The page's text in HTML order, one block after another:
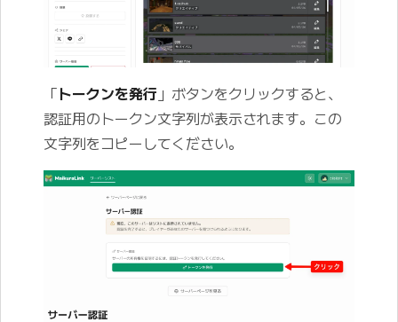
「 トークンを発行 」ボタンをクリックすると、
認証用のトークン文字列が表示されます。この
文字列をコピーしてください。